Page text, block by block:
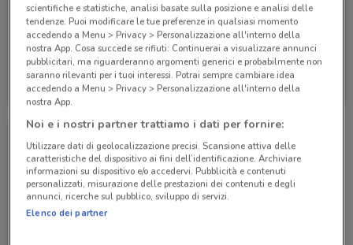
Eden Viaggi
Scade il 30/04 301 m
Eden Viaggi
Scade il 31/10
scientifiche e statistiche, analisi basate sulla posizione e analisi delle
tendenze. Puoi modificare le tue preferenze in qualsiasi momento
accedendo a Menu > Privacy > Personalizzazione all'interno della
nostra App. Cosa succede se rifiuti: Continuerai a visualizzare annunci
pubblicitari, ma riguarderanno argomenti generici e probabilmente non
saranno rilevanti per i tuoi interessi. Potrai sempre cambiare idea
accedendo a Menu > Privacy > Personalizzazione all'interno della
nostra App.
Noi e i nostri partner trattiamo i dati per fornire:
Utilizzare dati di geolocalizzazione precisi. Scansione attiva delle
caratteristiche del dispositivo ai fini dell’identificazione. Archiviare
informazioni su dispositivo e/o accedervi. Pubblicità e contenuti
personalizzati, misurazione delle prestazioni dei contenuti e degli
annunci, ricerche sul pubblico, sviluppo di servizi.
Elenco dei partner